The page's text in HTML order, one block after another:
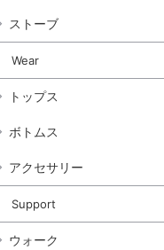
ストーブ
Wear
トップス
ボトムス
アクセサリー
Support
ウォーク